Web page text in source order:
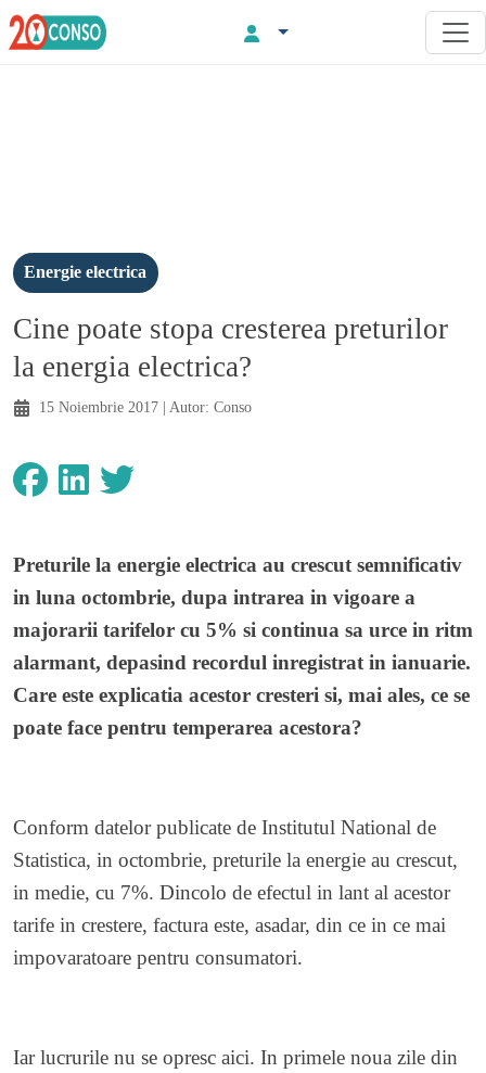
Energie electrica
Cine poate stopa cresterea preturilor
la energia electrica?
15 Noiembrie 2017 | Autor: Conso
Preturile la energie electrica au crescut semnificativ
in luna octombrie, dupa intrarea in vigoare a
majorarii tarifelor cu 5% si continua sa urce in ritm
alarmant, depasind recordul inregistrat in ianuarie.
Care este explicatia acestor cresteri si, mai ales, ce se
poate face pentru temperarea acestora?
Conform datelor publicate de Institutul National de
Statistica, in octombrie, preturile la energie au crescut,
in medie, cu 7%. Dincolo de efectul in lant al acestor
tarife in crestere, factura este, asadar, din ce in ce mai
impovaratoare pentru consumatori.
Iar lucrurile nu se opresc aici. In primele noua zile din